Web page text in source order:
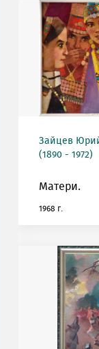
Зайцев
(1890 - 1972)
Матери.
1968 г.